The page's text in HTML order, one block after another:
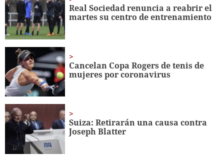
minute,
56
seconds
Real Sociedad renuncia a reabrir el
martes su centro de entrenamiento
Cancelan Copa Rogers de tenis de
mujeres por coronavirus
Suiza: Retirarán una causa contra
Joseph Blatter